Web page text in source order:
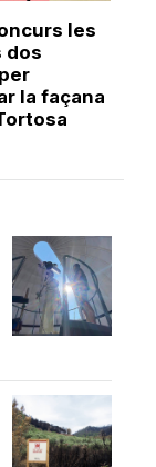
les
dos
la façana